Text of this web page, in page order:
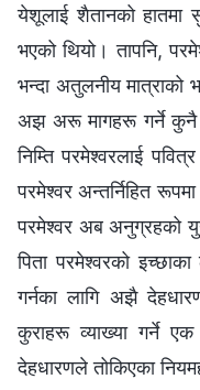
येशूलाई शैतानको हातमा
भएको थियो। तापनि,
भन्दा अतुलनीय मात्राको
अझ अरू मागहरू गर्ने कुनै
निम्ति परमेश्‍वरलाई
परमेश्‍वर अन्तर्निहित
परमेश्‍वर अब अनुग्रहको
पिता परमेश्‍वरको
गर्नका लागि अझै
कुराहरू व्याख्या गर्ने
देहधारणले तोकिएका